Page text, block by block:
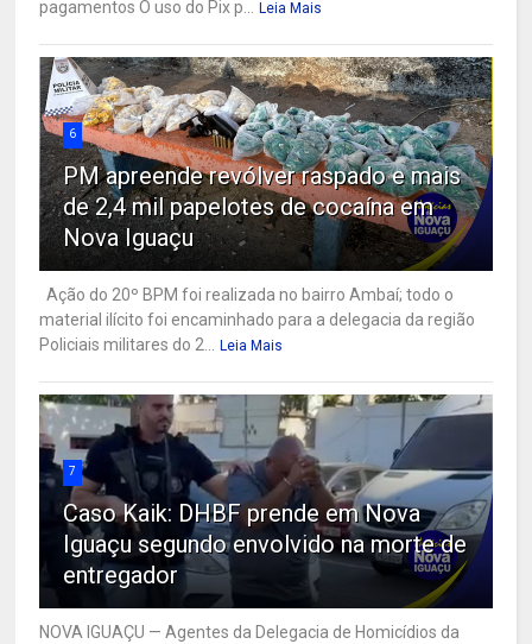
pagamentos O uso do Pix p... Leia Mais
6
PM apreende revólver raspado e mais
de 2,4 mil papelotes de cocaína em
Nova Iguaçu
Ação do 20º BPM foi realizada no bairro Ambaí; todo o
material ilícito foi encaminhado para a delegacia da região
Policiais militares do 2... Leia Mais
7
Caso Kaik: DHBF prende em Nova
Iguaçu segundo envolvido na morte de
entregador
NOVA IGUAÇU — Agentes da Delegacia de Homicídios da